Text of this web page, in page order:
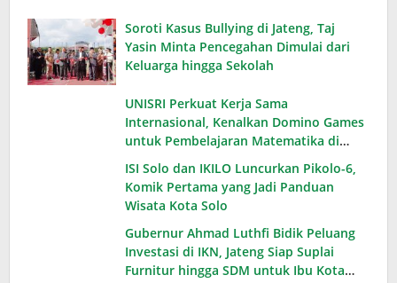
Soroti Kasus Bullying di Jateng, Taj
Yasin Minta Pencegahan Dimulai dari
Keluarga hingga Sekolah
UNISRI Perkuat Kerja Sama
Internasional, Kenalkan Domino Games
untuk Pembelajaran Matematika di
Thailand
ISI Solo dan IKILO Luncurkan Pikolo-6,
Komik Pertama yang Jadi Panduan
Wisata Kota Solo
Gubernur Ahmad Luthfi Bidik Peluang
Investasi di IKN, Jateng Siap Suplai
Furnitur hingga SDM untuk Ibu Kota